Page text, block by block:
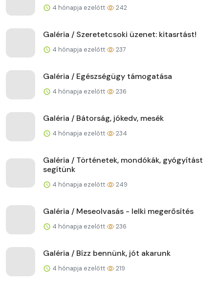
4 hónapja ezelőtt 242
Galéria / Szeretetcsoki üzenet: kitasrtást!
4 hónapja ezelőtt 237
Galéria / Egészségügy támogatása
4 hónapja ezelőtt 236
Galéria / Bátorság, jókedv, mesék
4 hónapja ezelőtt 234
Galéria / Történetek, mondókák, gyógyítást
segítünk
4 hónapja ezelőtt 249
Galéria / Meseolvasás - lelki megerősítés
4 hónapja ezelőtt 236
Galéria / Bízz bennünk, jót akarunk
4 hónapja ezelőtt 219